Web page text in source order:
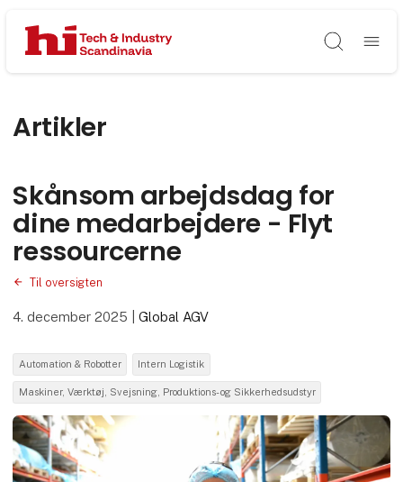
Søg
Artikler
Skånsom arbejdsdag for
dine medarbejdere - Flyt
ressourcerne
Til oversigten
4. december 2025 |Global AGV
Automation & Robotter Intern Logistik
Maskiner, Værktøj, Svejsning, Produktions- og Sikkerhedsudstyr